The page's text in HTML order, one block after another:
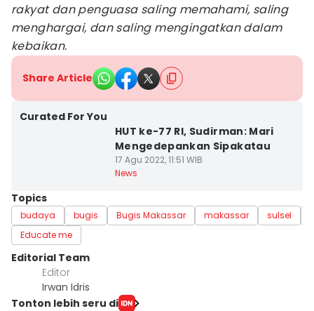
rakyat dan penguasa saling memahami, saling
menghargai, dan saling mengingatkan dalam
kebaikan.
Share Article
Curated For You
HUT ke-77 RI, Sudirman: Mari
Mengedepankan Sipakatau
17 Agu 2022, 11:51 WIB
News
Topics
budaya bugis Bugis Makassar makassar sulsel
Educate me
Editorial Team
Editor
Irwan Idris
Tonton lebih seru di